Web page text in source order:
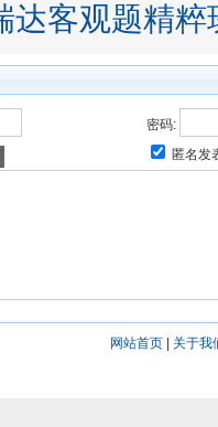
达客观题精
密码:
匿名发
网站首页| 关于我